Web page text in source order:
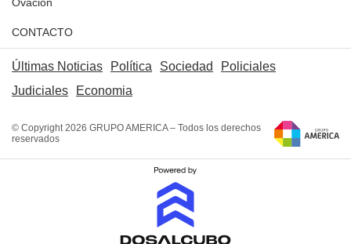
CONTACTO
Últimas Noticias Política Sociedad
Policiales
Judiciales
Economia
© Copyright 2026 GRUPO AMERICA – Todos los derechos
reservados